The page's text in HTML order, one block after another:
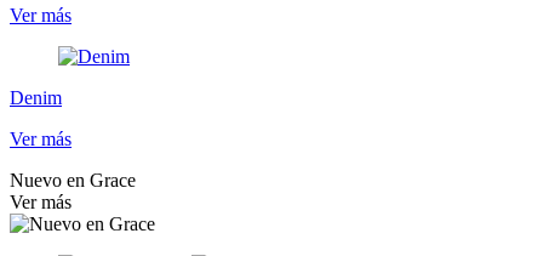
Ver más
Denim
Ver más
Nuevo en Grace
Ver más